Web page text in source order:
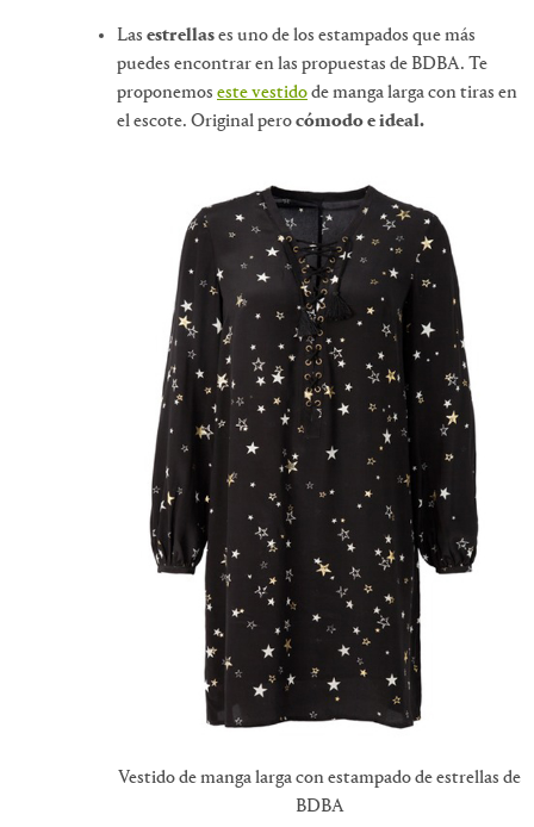
Las estrellases uno de los estampados que más
puedes encontrar en las propuestas de BDBA. Te
proponemos este vestidode manga larga con tiras en
el escote. Original perocómodo e ideal.
Vestido de manga larga con estampado de estrellas de
BDBA